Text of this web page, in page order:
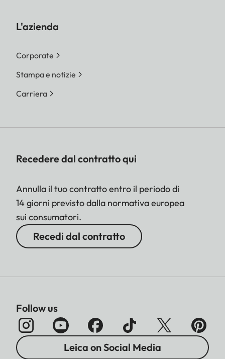
L'azienda
Corporate
Stampa e notizie
Carriera
Recedere dal contratto qui
Annulla il tuo contratto entro il periodo di
14 giorni previsto dalla normativa europea
sui consumatori.
Recedi dal contratto
Follow us
Leica on Social Media